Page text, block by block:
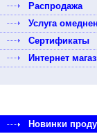
Распродажа
Услуга
Сертификаты
Интернет
Новинки